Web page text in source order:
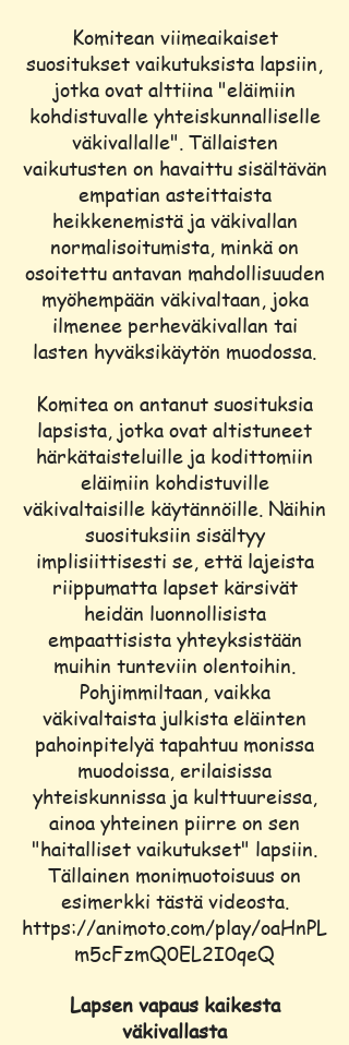
Komitean viimeaikaiset
suositukset vaikutuksista lapsiin,
jotka ovat alttiina "eläimiin
kohdistuvalle yhteiskunnalliselle
väkivallalle". Tällaisten
vaikutusten on havaittu sisältävän
empatian asteittaista
heikkenemistä ja väkivallan
normalisoitumista, minkä on
osoitettu antavan mahdollisuuden
myöhempään väkivaltaan, joka
ilmenee perheväkivallan tai
lasten hyväksikäytön muodossa.
Komitea on antanut suosituksia
lapsista, jotka ovat altistuneet
härkätaisteluille ja kodittomiin
eläimiin kohdistuville
väkivaltaisille käytännöille. Näihin
suosituksiin sisältyy
implisiittisesti se, että lajeista
riippumatta lapset kärsivät
heidän luonnollisista
empaattisista yhteyksistään
muihin tunteviin olentoihin.
Pohjimmiltaan, vaikka
väkivaltaista julkista eläinten
pahoinpitelyä tapahtuu monissa
muodoissa, erilaisissa
yhteiskunnissa ja kulttuureissa,
ainoa yhteinen piirre on sen
"haitalliset vaikutukset" lapsiin.
Tällainen monimuotoisuus on
esimerkki tästä videosta.
https://animoto.com/play/oaHnPL
m5cFzmQ0EL2I0qeQ
Lapsen vapaus kaikesta
väkivallasta